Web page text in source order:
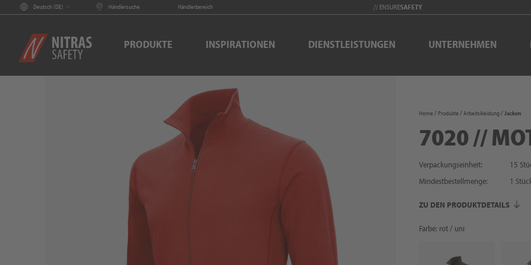
Deutsch (DE) Händlersuche Händlerbereich // ENSURESAFETY
PRODUKTE INSPIRATIONEN DIENSTLEISTUNGEN UNTERNEHMEN
Home Produkte Arbeitskleidung Jacken
7020 //
Verpackungseinheit:
15
Mindestbestellmenge:
1
ZU DEN PRODUKTDETAILS
Farbe: rot / uni